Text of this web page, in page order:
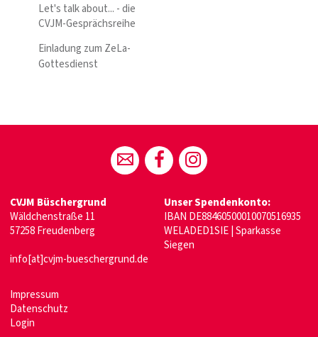
Let's talk about... - die
CVJM-Gesprächsreihe
Einladung zum ZeLa-
Gottesdienst
CVJM Büschergrund
Wäldchenstraße 11
57258 Freudenberg
info[at]cvjm-bueschergrund.de
Unser Spendenkonto:
IBAN DE88460500010070516935
WELADED1SIE | Sparkasse
Siegen
Impressum
Datenschutz
Login